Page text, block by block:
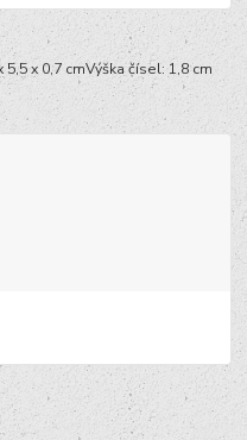
x 0,7 cmVýška čísel: 1,8 cm